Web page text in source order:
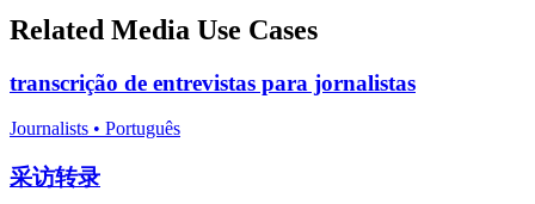
Related Media Use Cases
transcrição de entrevistas para jornalistas
Journalists • Português
采访转录